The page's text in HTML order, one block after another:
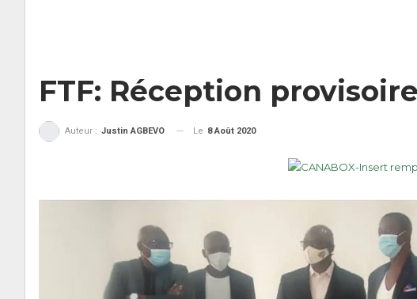
FTF: Réception
Auteur : Justin AGBEVO Le 8 Août 2020